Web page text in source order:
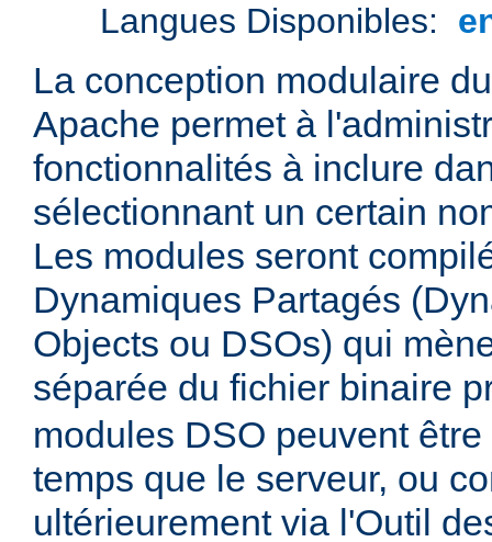
Langues Disponibles:
La conception modulaire
Apache permet à
fonctionnalités à inclure
sélectionnant un certain
Les modules seront
Dynamiques Partagés
Objects ou DSOs) qui
séparée du fichier binaire
modules DSO peuvent
temps que le serveur, ou
ultérieurement via l'Outil